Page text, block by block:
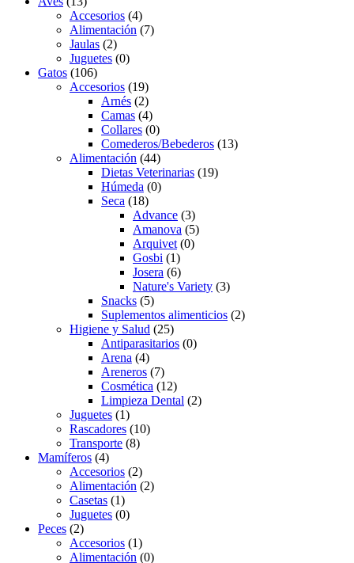
Accesorios (4)
Alimentación (7)
Jaulas (2)
Juguetes (0)
Gatos (106)
Accesorios (19)
Arnés (2)
Camas (4)
Collares (0)
Comederos/Bebederos (13)
Alimentación (44)
Dietas Veterinarias (19)
Húmeda (0)
Seca (18)
Advance (3)
Amanova (5)
Arquivet (0)
Gosbi (1)
Josera (6)
Nature's Variety (3)
Snacks (5)
Suplementos alimenticios (2)
Higiene y Salud (25)
Antiparasitarios (0)
Arena (4)
Areneros (7)
Cosmética (12)
Limpieza Dental (2)
Juguetes (1)
Rascadores (10)
Transporte (8)
Mamíferos (4)
Accesorios (2)
Alimentación (2)
Casetas (1)
Juguetes (0)
Peces (2)
Accesorios (1)
Alimentación (0)